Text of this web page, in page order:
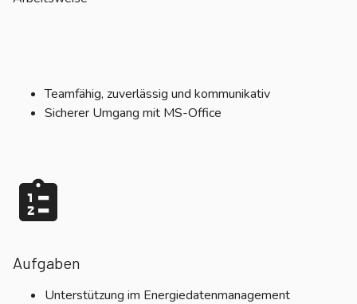
Teamfähig, zuverlässig und kommunikativ
Sicherer Umgang mit MS-Office
Aufgaben
Unterstützung im Energiedatenmanagement